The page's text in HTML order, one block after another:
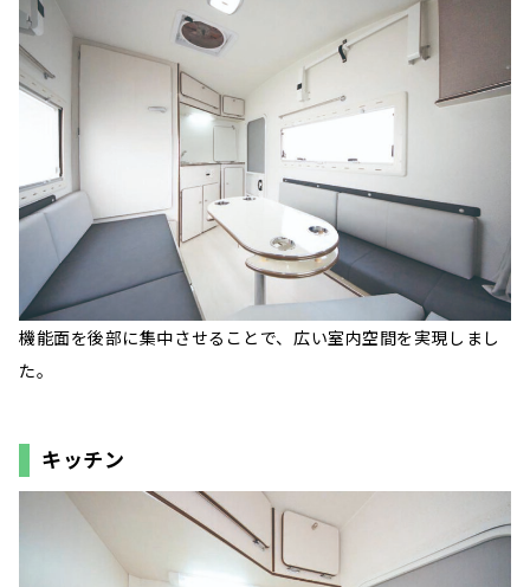
機能面を後部に集中させることで、広い室内空間を実現しまし
た。
キッチン